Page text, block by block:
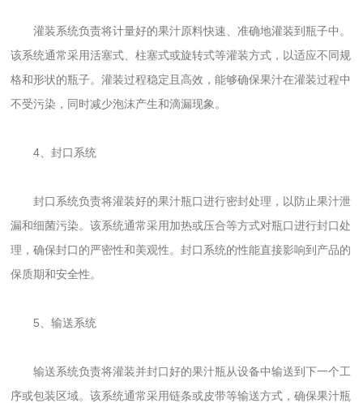
灌装系统负责将计量好的果汁原料快速、准确地灌装到瓶子中。
该系统通常采用活塞式、柱塞式或旋转式等灌装方式，以适应不同规
格和形状的瓶子。灌装过程稳定且高效，能够确保果汁在灌装过程中
不受污染，同时减少泡沫产生和滴漏现象。
4、封口系统
封口系统负责将灌装好的果汁瓶口进行密封处理，以防止果汁泄
漏和细菌污染。该系统通常采用加热或压合等方式对瓶口进行封口处
理，确保封口的严密性和美观性。封口系统的性能直接影响到产品的
保质期和安全性。
5、输送系统
输送系统负责将灌装并封口好的果汁瓶从设备中输送到下一个工
序或包装区域。该系统通常采用链条或皮带等输送方式，确保果汁瓶